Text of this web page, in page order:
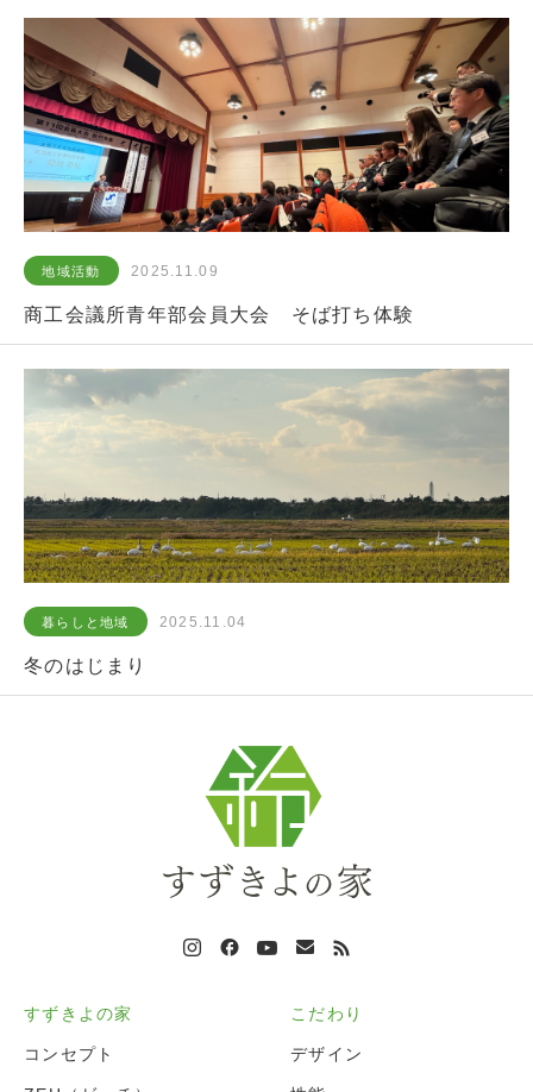
地域活動 2025.11.09
商工会議所青年部会員大会 そば打ち体験
暮らしと地域 2025.11.04
冬のはじまり
すずきよの家
コンセプト
こだわり
デザイン